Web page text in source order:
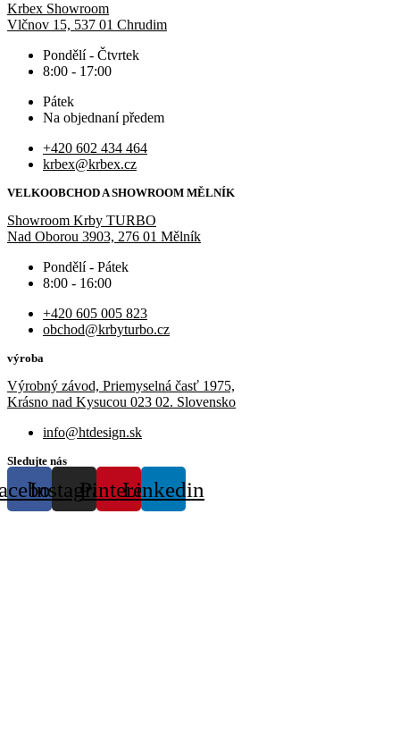
Krbex Showroom
Vlčnov 15, 537 01 Chrudim
Pondělí - Čtvrtek
8:00 - 17:00
Pátek
Na objednaní předem
+420 602 434 464
krbex@krbex.cz
VELKOOBCHOD A SHOWROOM MĚLNÍK
Showroom Krby TURBO
Nad Oborou 3903, 276 01 Mělník
Pondělí - Pátek
8:00 - 16:00
+420 605 005 823
obchod@krbyturbo.cz
výroba
Výrobný závod, Priemyselná časť 1975,
Krásno nad Kysucou 023 02. Slovensko
info@htdesign.sk
Sledujte nás
InstagramPinterestLinkedin